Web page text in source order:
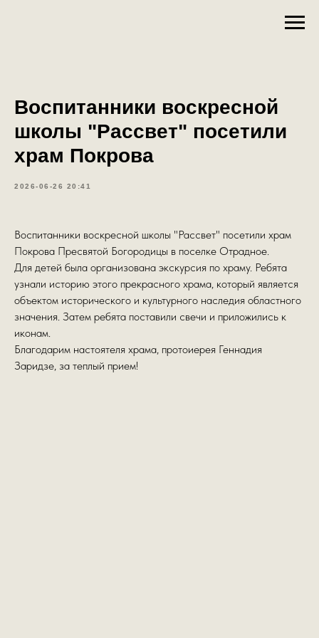
Воспитанники воскресной
школы "Рассвет" посетили
храм Покрова
2026-06-26 20:41
Воспитанники воскресной школы "Рассвет" посетили храм
Покрова Пресвятой Богородицы в поселке Отрадное.
Для детей была организована экскурсия по храму. Ребята
узнали историю этого прекрасного храма, который является
объектом исторического и культурного наследия областного
значения. Затем ребята поставили свечи и приложились к
иконам.
Благодарим настоятеля храма, протоиерея Геннадия
Заридзе, за теплый прием!